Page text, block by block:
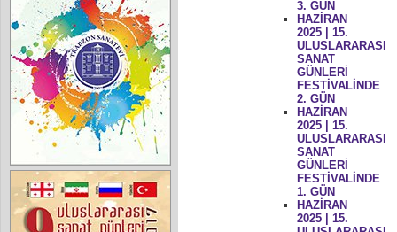
3. GÜN
HAZİRAN
2025 | 15.
ULUSLARARASI
SANAT
GÜNLERİ
FESTİVALİNDE
2. GÜN
HAZİRAN
2025 | 15.
ULUSLARARASI
SANAT
GÜNLERİ
FESTİVALİNDE
1. GÜN
HAZİRAN
2025 | 15.